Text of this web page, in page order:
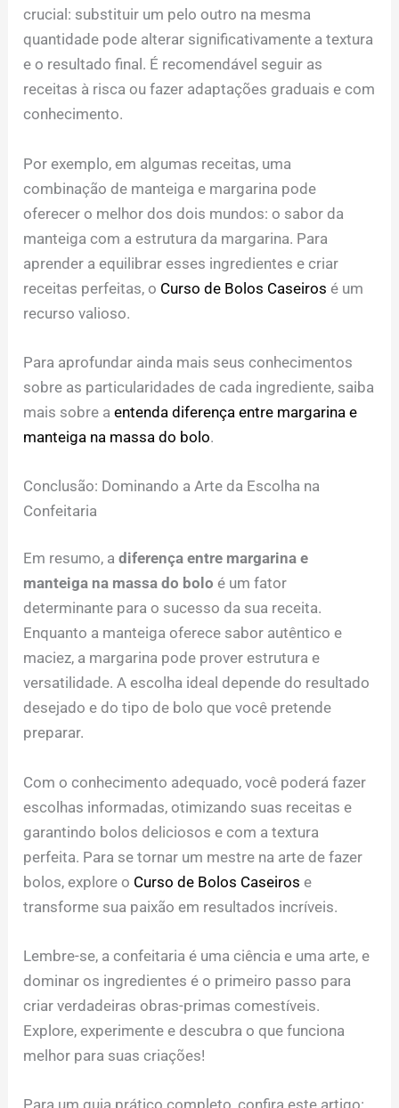
crucial: substituir um pelo outro na mesma
quantidade pode alterar significativamente a textura
e o resultado final. É recomendável seguir as
receitas à risca ou fazer adaptações graduais e com
conhecimento.
Por exemplo, em algumas receitas, uma
combinação de manteiga e margarina pode
oferecer o melhor dos dois mundos: o sabor da
manteiga com a estrutura da margarina. Para
aprender a equilibrar esses ingredientes e criar
receitas perfeitas, o Curso de Bolos Caseiros é um
recurso valioso.
Para aprofundar ainda mais seus conhecimentos
sobre as particularidades de cada ingrediente, saiba
mais sobre aentenda diferença entre margarina e
manteiga na massa do bolo.
Conclusão: Dominando a Arte da Escolha na
Confeitaria
Em resumo, adiferença entre margarina e
manteiga na massa do bolo é um fator
determinante para o sucesso da sua receita.
Enquanto a manteiga oferece sabor autêntico e
maciez, a margarina pode prover estrutura e
versatilidade. A escolha ideal depende do resultado
desejado e do tipo de bolo que você pretende
preparar.
Com o conhecimento adequado, você poderá fazer
escolhas informadas, otimizando suas receitas e
garantindo bolos deliciosos e com a textura
perfeita. Para se tornar um mestre na arte de fazer
bolos, explore o Curso de Bolos Caseiros e
transforme sua paixão em resultados incríveis.
Lembre-se, a confeitaria é uma ciência e uma arte, e
dominar os ingredientes é o primeiro passo para
criar verdadeiras obras-primas comestíveis.
Explore, experimente e descubra o que funciona
melhor para suas criações!
Para um guia prático completo, confira este artigo: